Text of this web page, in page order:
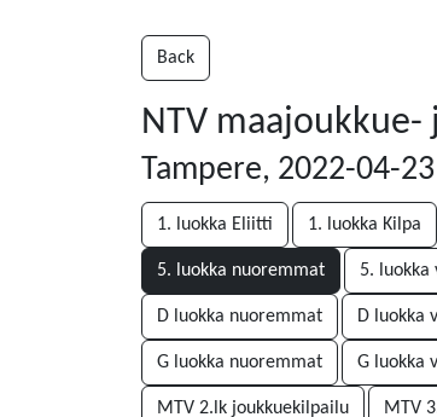
Back
NTV maajoukkue-
Tampere, 2022-04-23
1. luokka Eliitti 1. luokka Kilpa
5. luokka nuoremmat 5. luokka
D luokka nuoremmat D luokka
G luokka nuoremmat G luokka
MTV 2.lk joukkuekilpailu MTV